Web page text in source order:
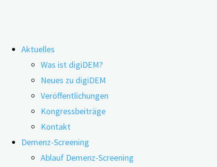
Inhalt
springen
Aktuelles
Was ist digiDEM?
Neues zu digiDEM
Veröffentlichungen
Kongressbeiträge
Kontakt
Demenz-Screening
Ablauf Demenz-Screening
Schlagwort:DIGA
Digitale Gesundheitsanwendungen –
Versorgung der Zukunft?